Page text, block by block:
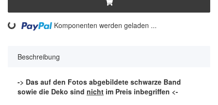
Komponenten werden geladen ...
Beschreibung
-> Das auf den Fotos abgebildete schwarze Band
sowie die Deko sind nicht im Preis inbegriffen <-